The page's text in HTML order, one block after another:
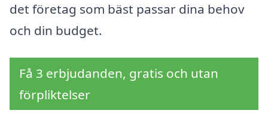
det företag som bäst passar dina behov
och din budget.
Få 3 erbjudanden, gratis och utan
förpliktelser